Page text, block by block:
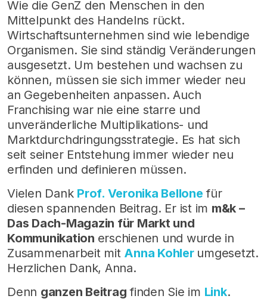
Wie die GenZ den Menschen in den
Mittelpunkt des Handelns rückt.
Wirtschaftsunternehmen sind wie lebendige
Organismen. Sie sind ständig Veränderungen
ausgesetzt. Um bestehen und wachsen zu
können, müssen sie sich immer wieder neu
an Gegebenheiten anpassen. Auch
Franchising war nie eine starre und
unveränderliche Multiplikations- und
Marktdurchdringungsstrategie. Es hat sich
seit seiner Entstehung immer wieder neu
erfinden und definieren müssen.
Vielen Dank Prof. Veronika Bellone für
diesen spannenden Beitrag. Er ist im m&k –
Das Dach-Magazin für Markt und
Kommunikation erschienen und wurde in
Zusammenarbeit mit Anna Kohler umgesetzt.
Herzlichen Dank, Anna.
Denn ganzen Beitrag finden Sie im Link.